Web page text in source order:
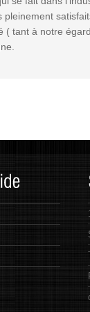
pleinement
( tant à notre